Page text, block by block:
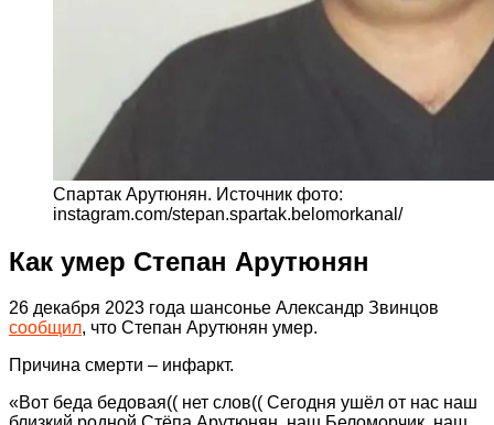
Спартак Арутюнян. Источник фото:
instagram.com/stepan.spartak.belomorkanal/
Как умер Степан Арутюнян
26 декабря 2023 года шансонье Александр Звинцов
сообщил, что Степан Арутюнян умер.
Причина смерти – инфаркт.
«Вот беда бедовая(( нет слов(( Сегодня ушёл от нас наш